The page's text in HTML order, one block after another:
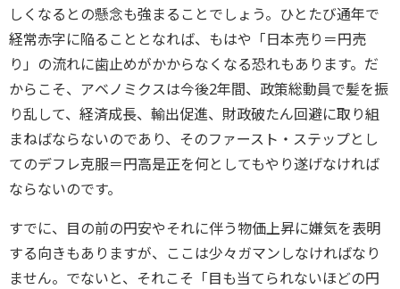
しくなるとの懸念も強まることでしょう。ひとたび通年で
経常赤字に陥ることとなれば、もはや「日本売り＝円売
り」の流れに歯止めがかからなくなる恐れもあります。だ
からこそ、アベノミクスは今後2年間、政策総動員で髪を振
り乱して、経済成長、輸出促進、財政破たん回避に取り組
まねばならないのであり、そのファースト・ステップとし
てのデフレ克服＝円高是正を何としてもやり遂げなければ
ならないのです。
すでに、目の前の円安やそれに伴う物価上昇に嫌気を表明
する向きもありますが、ここは少々ガマンしなければなり
ません。でないと、それこそ「目も当てられないほどの円